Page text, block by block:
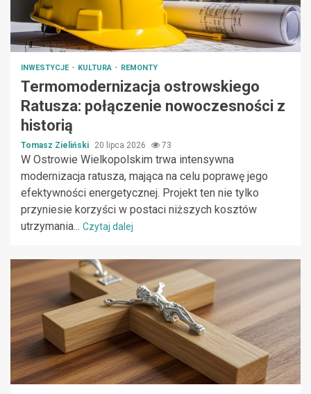
INWESTYCJE KULTURA REMONTY
Termomodernizacja ostrowskiego
Ratusza: połączenie nowoczesności z
historią
Tomasz Zieliński 20 lipca 2026 73
W Ostrowie Wielkopolskim trwa intensywna
modernizacja ratusza, mająca na celu poprawę jego
efektywności energetycznej. Projekt ten nie tylko
przyniesie korzyści w postaci niższych kosztów
utrzymania... Czytaj dalej